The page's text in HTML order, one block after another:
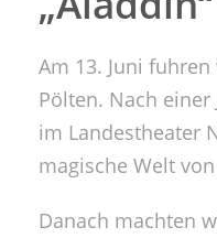
Am 13. Juni
Pölten. Nach
im Landestheater
magische Welt
Danach machten